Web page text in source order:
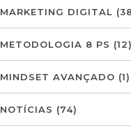
MARKETING DIGITAL
METODOLOGIA 8 PS (12)
MINDSET AVANÇADO (1)
NOTÍCIAS (74)